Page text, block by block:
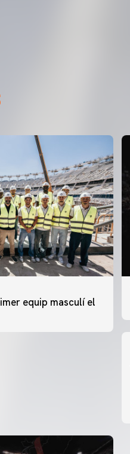
equip masculí el